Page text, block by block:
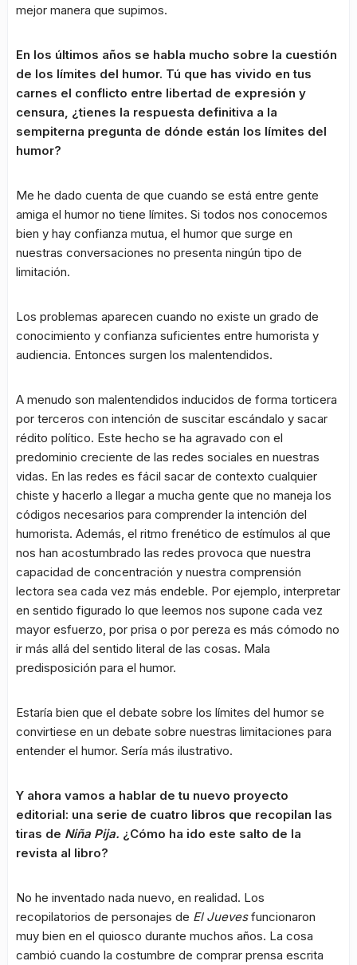
mejor manera que supimos.
En los últimos años se habla mucho sobre la cuestión
de los límites del humor. Tú que has vivido en tus
carnes el conflicto entre libertad de expresión y
censura, ¿tienes la respuesta definitiva a la
sempiterna pregunta de dónde están los límites del
humor?
Me he dado cuenta de que cuando se está entre gente
amiga el humor no tiene límites. Si todos nos conocemos
bien y hay confianza mutua, el humor que surge en
nuestras conversaciones no presenta ningún tipo de
limitación.
Los problemas aparecen cuando no existe un grado de
conocimiento y confianza suficientes entre humorista y
audiencia. Entonces surgen los malentendidos.
A menudo son malentendidos inducidos de forma torticera
por terceros con intención de suscitar escándalo y sacar
rédito político. Este hecho se ha agravado con el
predominio creciente de las redes sociales en nuestras
vidas. En las redes es fácil sacar de contexto cualquier
chiste y hacerlo a llegar a mucha gente que no maneja los
códigos necesarios para comprender la intención del
humorista. Además, el ritmo frenético de estímulos al que
nos han acostumbrado las redes provoca que nuestra
capacidad de concentración y nuestra comprensión
lectora sea cada vez más endeble. Por ejemplo, interpretar
en sentido figurado lo que leemos nos supone cada vez
mayor esfuerzo, por prisa o por pereza es más cómodo no
ir más allá del sentido literal de las cosas. Mala
predisposición para el humor.
Estaría bien que el debate sobre los límites del humor se
convirtiese en un debate sobre nuestras limitaciones para
entender el humor. Sería más ilustrativo.
Y ahora vamos a hablar de tu nuevo proyecto
editorial: una serie de cuatro libros que recopilan las
tiras de Niña Pija. ¿Cómo ha ido este salto de la
revista al libro?
No he inventado nada nuevo, en realidad. Los
recopilatorios de personajes de El Juevesfuncionaron
muy bien en el quiosco durante muchos años. La cosa
cambió cuando la costumbre de comprar prensa escrita